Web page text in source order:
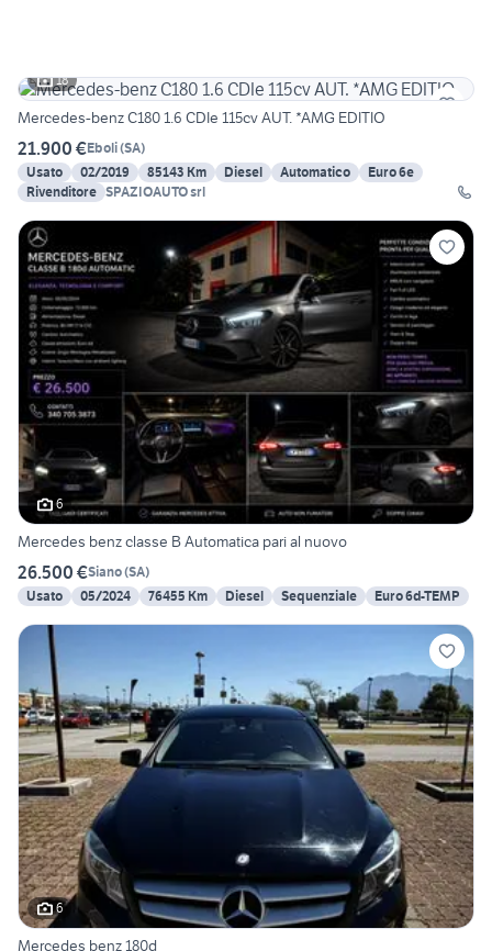
18
Mercedes-benz C180 1.6 CDIe 115cv AUT. *AMG EDITIO
21.900 €Eboli(SA)
Usato
02/2019 85143 Km Diesel Automatico
Euro 6e
Rivenditore SPAZIOAUTO srl
6
Mercedes benz classe B Automatica pari al nuovo
26.500 €Siano(SA)
Usato
05/2024 76455 Km Diesel Sequenziale Euro 6d-TEMP
6
Mercedes benz 180d